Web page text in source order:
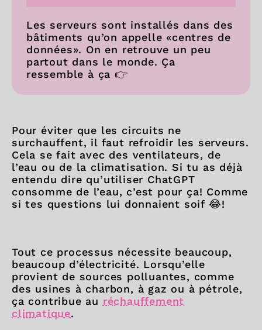
Les serveurs sont installés dans des
bâtiments qu’on appelle «centres de
données». On en retrouve un peu
partout dans le monde. Ça
ressemble à ça 👉
Pour éviter que les circuits ne
surchauffent, il faut refroidir les serveurs.
Cela se fait avec des ventilateurs, de
l’eau ou de la climatisation. Si tu as déjà
entendu dire qu’utiliser ChatGPT
consomme de l’eau, c’est pour ça! Comme
si tes questions lui donnaient soif 😂!
Tout ce processus nécessite beaucoup,
beaucoup d’électricité. Lorsqu’elle
provient de sources polluantes, comme
des usines à charbon, à gaz ou à pétrole,
ça contribue au réchauffement
climatique.